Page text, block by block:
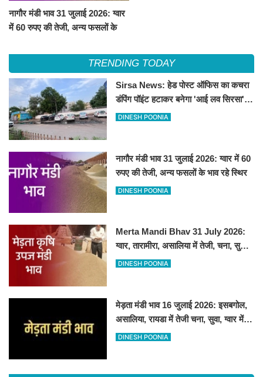
नागौर मंडी भाव 31 जुलाई 2026: ग्वार
में 60 रुपए की तेजी, अन्य फसलों के
TRENDING TODAY
Sirsa News: हेड पोस्ट ऑफिस का कचरा
डंपिंग पॉइंट हटाकर बनेगा 'आई लव सिरसा'
सेल्फी पॉइंट
DINESH POONIA
नागौर मंडी भाव 31 जुलाई 2026: ग्वार में 60
रुपए की तेजी, अन्य फसलों के भाव रहे स्थिर
DINESH POONIA
Merta Mandi Bhav 31 July 2026:
ग्वार, तारामीरा, असालिया में तेजी, चना, सुवा,
रायड़ा मंदे बिके
DINESH POONIA
मेड़ता मंडी भाव 16 जुलाई 2026: इसबगोल,
असालिया, रायडा में तेजी चना, सुवा, ग्वार में
आई गिरावट
DINESH POONIA